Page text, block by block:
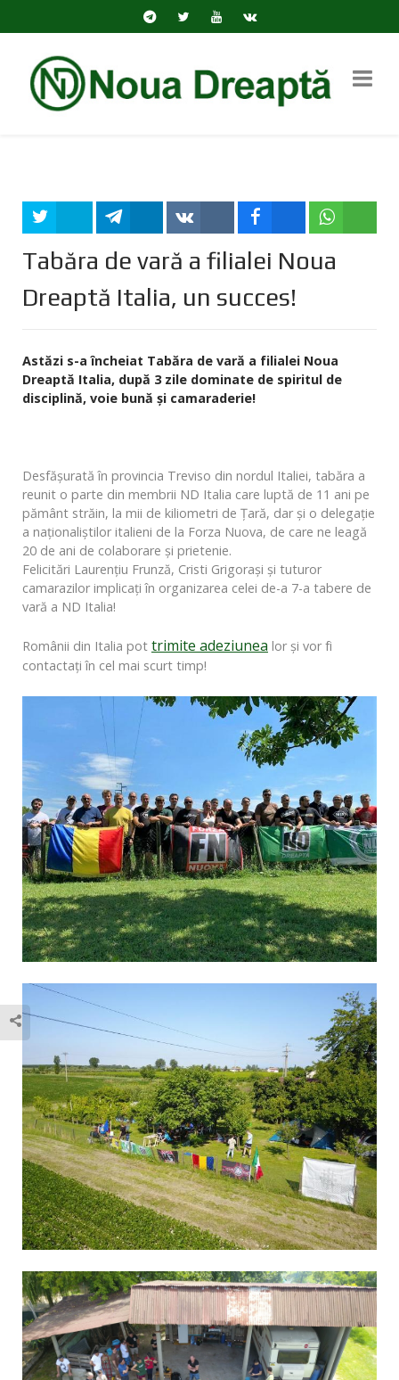
Tabăra de vară a filialei Noua
Dreaptă Italia, un succes!
Astăzi s-a încheiat Tabăra de vară a filialei Noua
Dreaptă Italia, după 3 zile dominate de spiritul de
disciplină, voie bună și camaraderie!
Desfășurată în provincia Treviso din nordul Italiei, tabăra a
reunit o parte din membrii ND Italia care luptă de 11 ani pe
pământ străin, la mii de kiliometri de Țară, dar și o delegație
a naționaliștilor italieni de la Forza Nuova, de care ne leagă
20 de ani de colaborare și prietenie.
Felicitări Laurențiu Frunză, Cristi Grigorași și tuturor
camarazilor implicați în organizarea celei de-a 7-a tabere de
vară a ND Italia!
Românii din Italia pot trimite adeziunea lor și vor fi
contactați în cel mai scurt timp!